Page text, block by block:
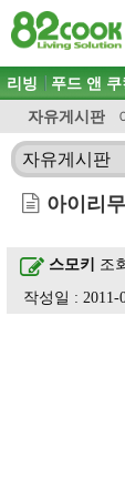
목차
주메뉴 바로가기
컨텐츠 바로가기
검색 바로가기
로그인 바로가기
주메뉴
리빙 푸드 앤 쿠
자유게시판
자유게시판
아이리
스모키
조
작성일 : 2011-